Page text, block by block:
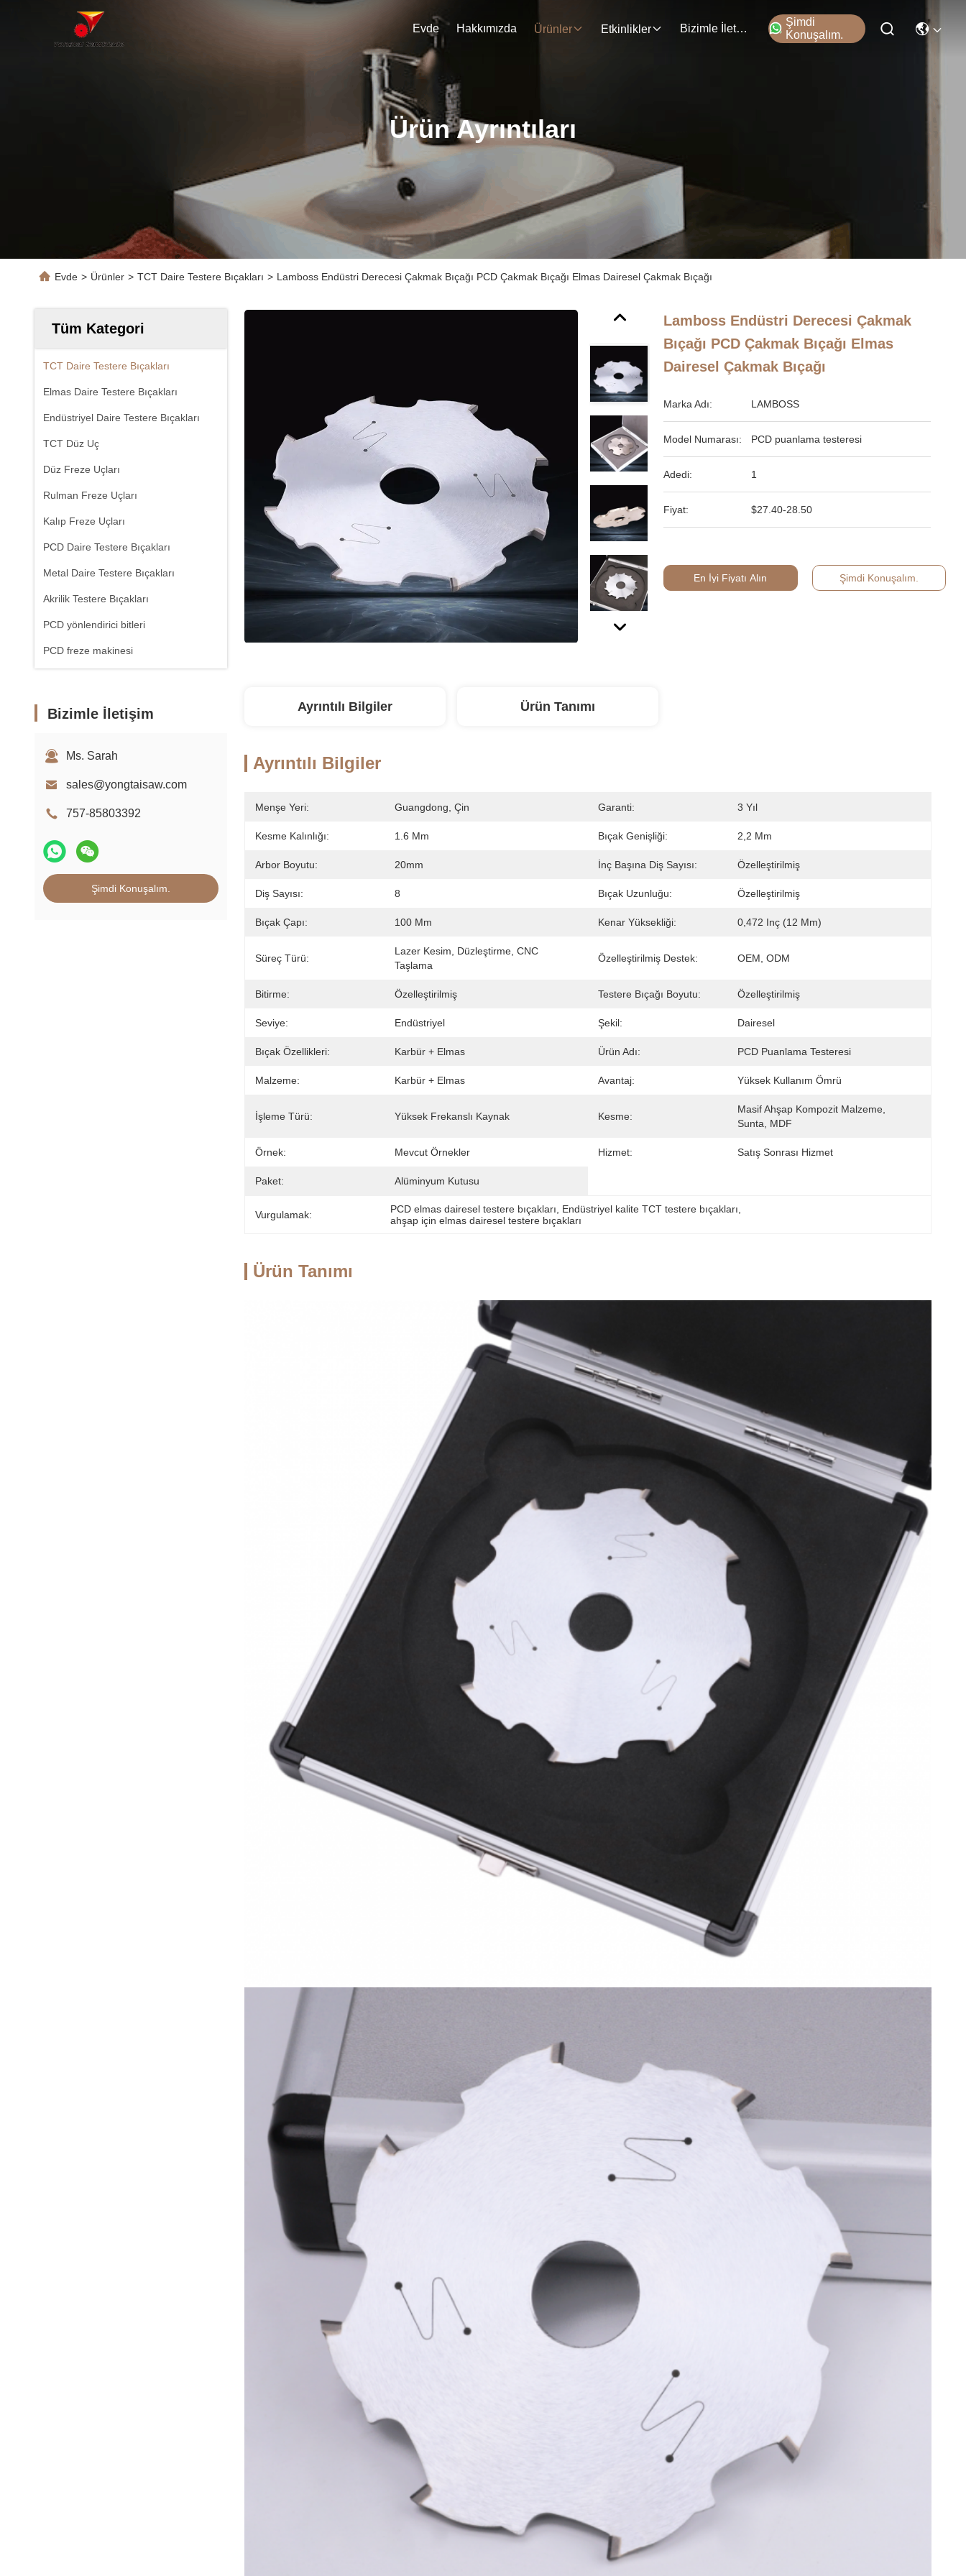
Evde Hakkımızda Ürünler Etkinlikler Bizimle İletişim
Şimdi
Konuşalım.
Ürün Ayrıntıları
Evde > Ürünler > TCT Daire Testere Bıçakları > Lamboss Endüstri Derecesi Çakmak Bıçağı PCD Çakmak Bıçağı Elmas Dairesel Çakmak Bıçağı
Tüm Kategori
TCT Daire Testere Bıçakları
Elmas Daire Testere Bıçakları
Endüstriyel Daire Testere Bıçakları
TCT Düz Uç
Düz Freze Uçları
Rulman Freze Uçları
Kalıp Freze Uçları
PCD Daire Testere Bıçakları
Metal Daire Testere Bıçakları
Akrilik Testere Bıçakları
PCD yönlendirici bitleri
PCD freze makinesi
Bizimle İletişim
Ms. Sarah
sales@yongtaisaw.com
757-85803392
Şimdi Konuşalım.
Lamboss Endüstri Derecesi Çakmak
Bıçağı PCD Çakmak Bıçağı Elmas
Dairesel Çakmak Bıçağı
Marka Adı: LAMBOSS
Model Numarası: PCD puanlama testeresi
Adedi: 1
Fiyat: $27.40-28.50
En İyi Fiyatı Alın Şimdi Konuşalım.
Ayrıntılı Bilgiler Ürün Tanımı
Ayrıntılı Bilgiler
Menşe Yeri: Guangdong, Çin Garanti: 3 Yıl
Kesme Kalınlığı: 1.6 Mm Bıçak Genişliği: 2,2 Mm
Arbor Boyutu: 20mm İnç Başına Diş Sayısı: Özelleştirilmiş
Diş Sayısı: 8 Bıçak Uzunluğu: Özelleştirilmiş
Bıçak Çapı: 100 Mm Kenar Yüksekliği: 0,472 Inç (12 Mm)
Süreç Türü:
Lazer Kesim, Düzleştirme, CNC
Taşlama
Özelleştirilmiş Destek: OEM, ODM
Bitirme: Özelleştirilmiş Testere Bıçağı Boyutu: Özelleştirilmiş
Seviye: Endüstriyel Şekil: Dairesel
Bıçak Özellikleri: Karbür + Elmas Ürün Adı: PCD Puanlama Testeresi
Malzeme: Karbür + Elmas Avantaj: Yüksek Kullanım Ömrü
İşleme Türü: Yüksek Frekanslı Kaynak Kesme:
Masif Ahşap Kompozit Malzeme,
Sunta, MDF
Örnek: Mevcut Örnekler Hizmet: Satış Sonrası Hizmet
Paket: Alüminyum Kutusu
Vurgulamak: PCD elmas dairesel testere bıçakları Endüstriyel kalite TCT testere bıçakları
ahşap için elmas dairesel testere bıçakları
Ürün Tanımı